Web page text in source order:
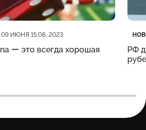
09 ИЮНЯ 15:08, 2023
ー это всегда хорошая
РФ